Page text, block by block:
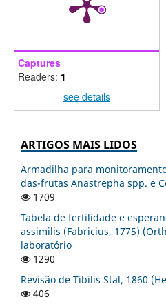
Captures
Readers: 1
see details
ARTIGOS MAIS LIDOS
Armadilha para
das-frutas Anastrepha spp. e
1709
Tabela de fertilidade e
assimilis (Fabricius, 1775)
laboratório
1290
Revisão de Tibilis Stal, 1860
406